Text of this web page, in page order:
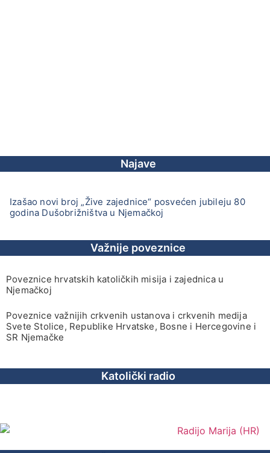
Najave
Izašao novi broj „Žive zajednice“ posvećen jubileju 80
godina Dušobrižništva u Njemačkoj
Važnije poveznice
Poveznice hrvatskih katoličkih misija i zajednica u
Njemačkoj
Poveznice važnijih crkvenih ustanova i crkvenih medija
Svete Stolice, Republike Hrvatske, Bosne i Hercegovine i
SR Njemačke
Katolički radio